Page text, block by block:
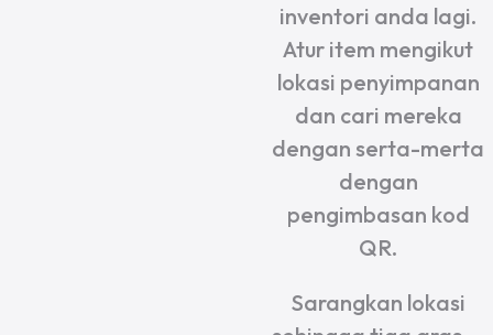
inventori anda lagi.
Atur item mengikut
lokasi penyimpanan
dan cari mereka
dengan serta-merta
dengan
pengimbasan kod
QR.
Sarangkan lokasi